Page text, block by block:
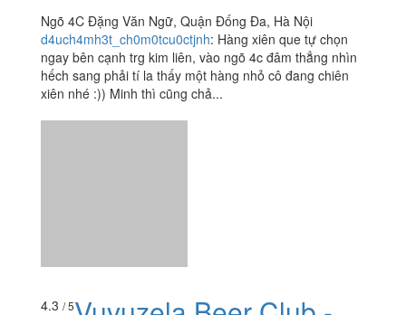
Ngõ 4C Đặng Văn Ngữ, Quận Đống Đa, Hà Nội
d4uch4mh3t_ch0m0tcu0ctjnh: Hàng xiên que tự chọn
ngay bên cạnh trg kim liên, vào ngõ 4c đâm thẳng nhìn
hếch sang phải tí la thấy một hàng nhỏ cô đang chiên
xiên nhé :)) Minh thì cũng chả...
4.3 / 5